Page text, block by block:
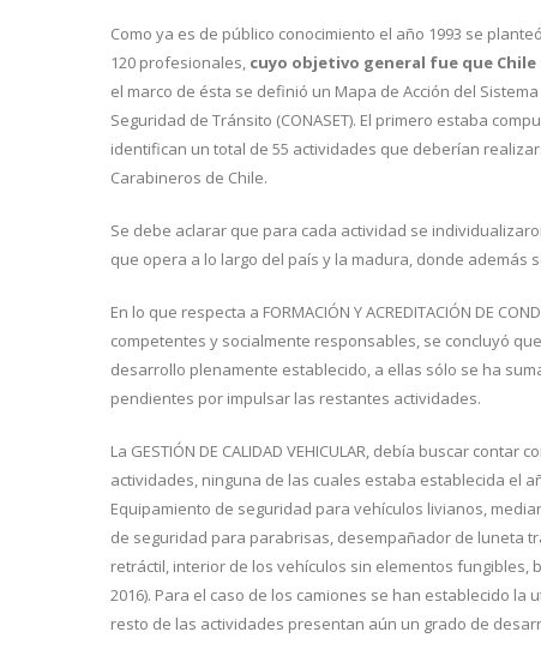
Como ya es de público conocimiento el año 1993 se
120 profesionales, cuyo objetivo general fue que
el marco de ésta se definió un Mapa de Acción del
Seguridad de Tránsito (CONASET). El primero estaba
identifican un total de 55 actividades que deberían
Carabineros de Chile.
Se debe aclarar que para cada actividad se
que opera a lo largo del país y la madura, donde
En lo que respecta a FORMACIÓN Y ACREDITACIÓN DE
competentes y socialmente responsables, se concluyó
desarrollo plenamente establecido, a ellas sólo se ha
pendientes por impulsar las restantes actividades.
La GESTIÓN DE CALIDAD VEHICULAR, debía buscar
actividades, ninguna de las cuales estaba establecida el
Equipamiento de seguridad para vehículos livianos,
de seguridad para parabrisas, desempañador de luneta
retráctil, interior de los vehículos sin elementos
2016). Para el caso de los camiones se han establecido
resto de las actividades presentan aún un grado de